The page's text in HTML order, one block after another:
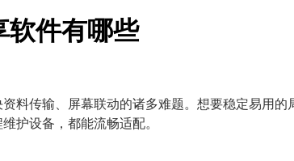
软件有哪些
料传输、屏幕联动的诸多难题。想要稳定易用
护设备，都能流畅适配。